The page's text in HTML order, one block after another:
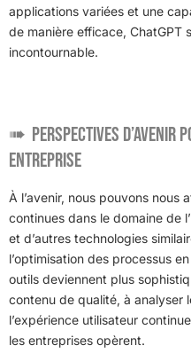
applications variées et une
de manière efficace, ChatGPT
incontournable.
Perspectives d’avenir
entreprise
À l’avenir, nous pouvons nous
continues dans le domaine de
et d’autres technologies
l’optimisation des processus
outils deviennent plus
contenu de qualité, à analyser
l’expérience utilisateur
les entreprises opèrent.